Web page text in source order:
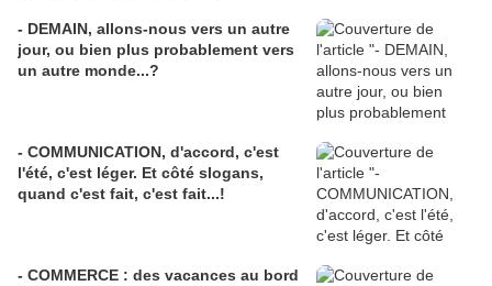
- DEMAIN, allons-nous vers un autre
jour, ou bien plus probablement vers
un autre monde...?
- COMMUNICATION, d'accord, c'est
l'été, c'est léger. Et côté slogans,
quand c'est fait, c'est fait...!
- COMMERCE : des vacances au bord